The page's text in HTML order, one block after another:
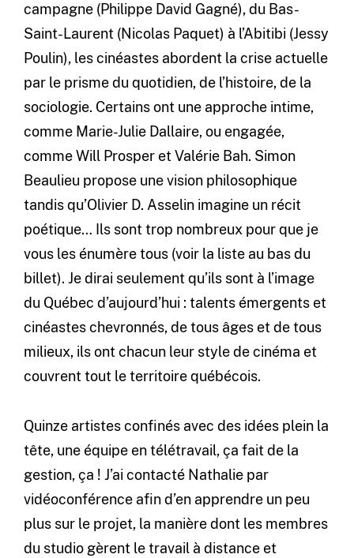
campagne (Philippe David Gagné), du Bas-
Saint-Laurent (Nicolas Paquet) à l’Abitibi (Jessy
Poulin), les cinéastes abordent la crise actuelle
par le prisme du quotidien, de l’histoire, de la
sociologie. Certains ont une approche intime,
comme Marie-Julie Dallaire, ou engagée,
comme Will Prosper et Valérie Bah. Simon
Beaulieu propose une vision philosophique
tandis qu’Olivier D. Asselin imagine un récit
poétique… Ils sont trop nombreux pour que je
vous les énumère tous (voir la liste au bas du
billet). Je dirai seulement qu’ils sont à l’image
du Québec d’aujourd’hui : talents émergents et
cinéastes chevronnés, de tous âges et de tous
milieux, ils ont chacun leur style de cinéma et
couvrent tout le territoire québécois.
Quinze artistes confinés avec des idées plein la
tête, une équipe en télétravail, ça fait de la
gestion, ça ! J’ai contacté Nathalie par
vidéoconférence afin d’en apprendre un peu
plus sur le projet, la manière dont les membres
du studio gèrent le travail à distance et